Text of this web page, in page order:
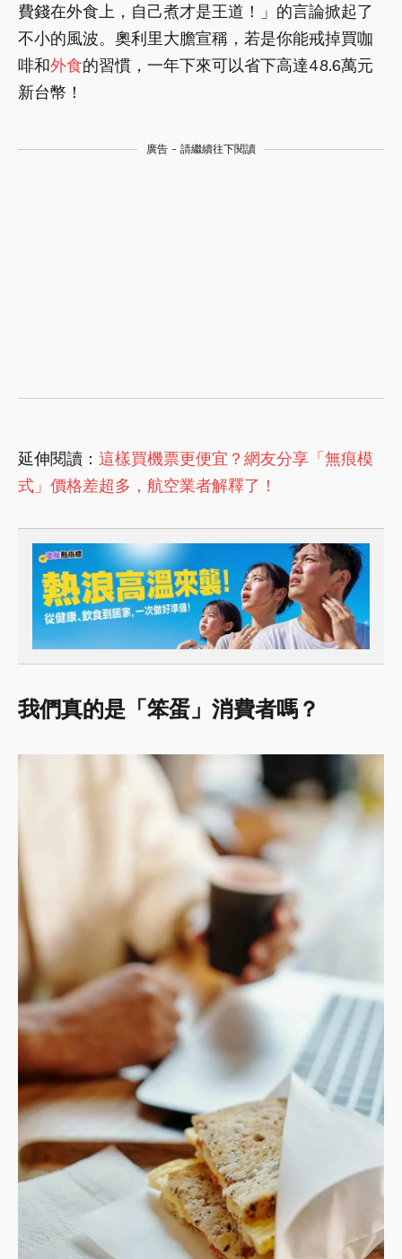
費錢在外食上，自己煮才是王道！」的言論掀起了
不小的風波。奧利里大膽宣稱，若是你能戒掉買咖
啡和外食的習慣，一年下來可以省下高達48.6萬元
新台幣！
廣告 - 請繼續往下閱讀
延伸閱讀： 這樣買機票更便宜？網友分享「無痕模
式」價格差超多，航空業者解釋了！
我們真的是「笨蛋」消費者嗎？